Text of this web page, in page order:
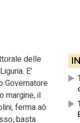
delle
E’
Governatore
margine, il
ferma aò
basta